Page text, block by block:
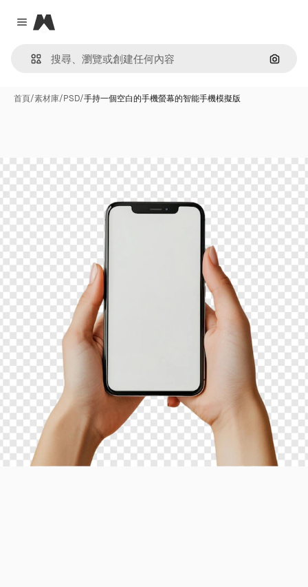
Close menu
Magnific
通過圖
首頁/素材庫/PSD/手持一個空白的手機螢幕的智能手機模擬版